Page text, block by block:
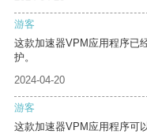
游客
这款加速器VPM应用程序已
护。
2024-04-20
游客
这款加速器VPM应用程序可